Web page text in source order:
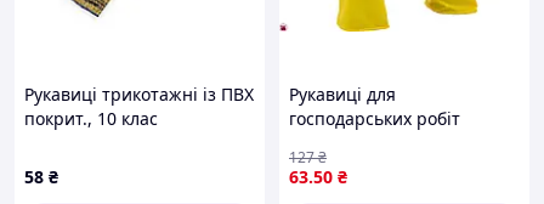
Рукавиці трикотажні із ПВХ
покрит., 10 клас
чорно-жовті, жовта крапка
DOLONI
58 ₴
Рукавиці для
господарських робіт
манжетами для захисту
рук і зап’ясть
63.50 ₴
127₴